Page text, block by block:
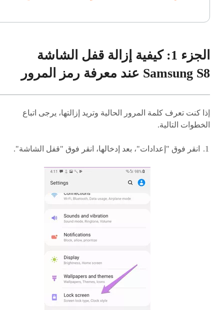
الجزء 1: كيفية إزالة قفل الشاشة
Samsung S8 عند معرفة رمز المرور
إذا كنت تعرف كلمة المرور الحالية وتريد إزالتها، يرجى اتباع
الخطوات التالية.
انقر فوق "إعدادات"، بعد إدخالها، انقر فوق "قفل الشاشة".